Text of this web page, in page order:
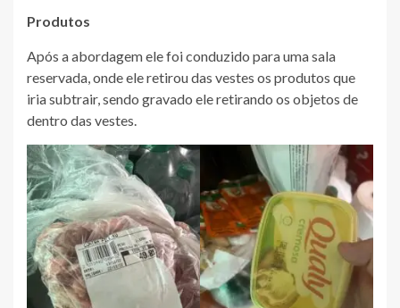
Produtos
Após a abordagem ele foi conduzido para uma sala
reservada, onde ele retirou das vestes os produtos que
iria subtrair, sendo gravado ele retirando os objetos de
dentro das vestes.